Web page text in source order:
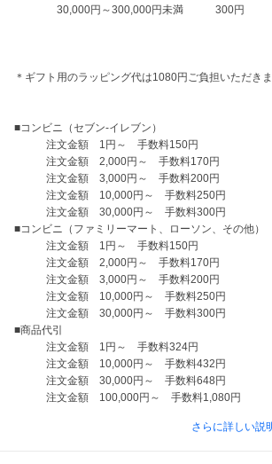
30,000円～300,000円未満　　　300円
＊ギフト用のラッピング代は1080円ご負担いただきま
■コンビニ（セブン-イレブン）
注文金額　1円～　手数料150円
注文金額　2,000円～　手数料170円
注文金額　3,000円～　手数料200円
注文金額　10,000円～　手数料250円
注文金額　30,000円～　手数料300円
■コンビニ（ファミリーマート、ローソン、その他）
注文金額　1円～　手数料150円
注文金額　2,000円～　手数料170円
注文金額　3,000円～　手数料200円
注文金額　10,000円～　手数料250円
注文金額　30,000円～　手数料300円
■商品代引
注文金額　1円～　手数料324円
注文金額　10,000円～　手数料432円
注文金額　30,000円～　手数料648円
さらに詳しい説